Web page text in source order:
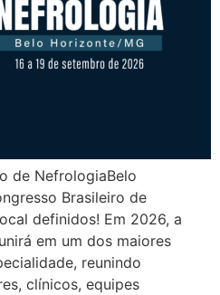
de NefrologiaBelo
Brasileiro de
definidos! Em 2026, a
em um dos maiores
reunindo
clínicos, equipes